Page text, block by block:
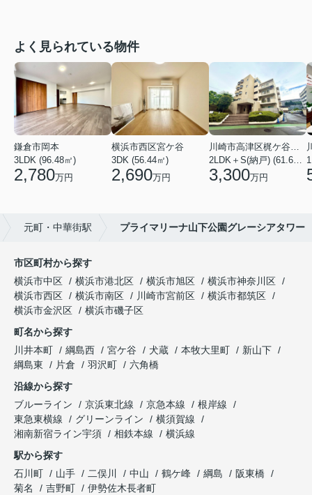
よく見られている物件
鎌倉市岡本
3LDK (96.48㎡)
2,780万円
横浜市西区宮ケ谷
3DK (56.44㎡)
2,690万円
川崎市高津区梶ケ谷２丁目
2LDK＋S(納戸) (61.61㎡)
3,300万円
元町・中華街駅 プライマリーナ山下公園グレーシアタワー
市区町村から探す
横浜市中区
横浜市港北区 横浜市旭区
横浜市神奈川区
横浜市西区
横浜市南区 川崎市宮前区
横浜市都筑区
横浜市金沢区
横浜市磯子区
町名から探す
川井本町
綱島西 宮ケ谷 犬蔵 本牧大里町
新山下
綱島東
片倉 羽沢町
六角橋
沿線から探す
ブルーライン
京浜東北線 京急本線
根岸線
東急東横線
グリーンライン
横須賀線
湘南新宿ライン宇須
相鉄本線
横浜線
駅から探す
石川町
山手 二俣川 中山 鶴ケ峰 綱島
阪東橋
菊名
吉野町 伊勢佐木長者町